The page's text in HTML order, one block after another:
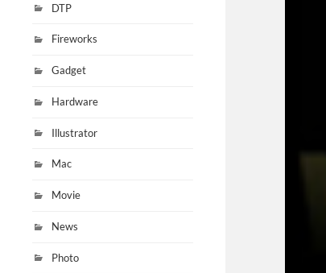
DTP
Fireworks
Gadget
Hardware
Illustrator
Mac
Movie
News
Photo